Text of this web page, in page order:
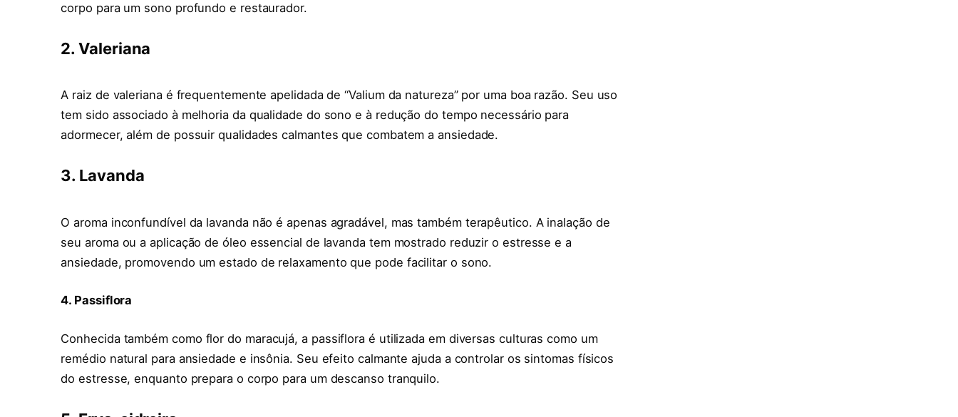
corpo para um sono profundo e restaurador.
2. Valeriana
A raiz de valeriana é frequentemente apelidada de “Valium da natureza” por uma boa razão. Seu uso
tem sido associado à melhoria da qualidade do sono e à redução do tempo necessário para
adormecer, além de possuir qualidades calmantes que combatem a ansiedade.
3. Lavanda
O aroma inconfundível da lavanda não é apenas agradável, mas também terapêutico. A inalação de
seu aroma ou a aplicação de óleo essencial de lavanda tem mostrado reduzir o estresse e a
ansiedade, promovendo um estado de relaxamento que pode facilitar o sono.
4. Passiflora
Conhecida também como flor do maracujá, a passiflora é utilizada em diversas culturas como um
remédio natural para ansiedade e insônia. Seu efeito calmante ajuda a controlar os sintomas físicos
do estresse, enquanto prepara o corpo para um descanso tranquilo.